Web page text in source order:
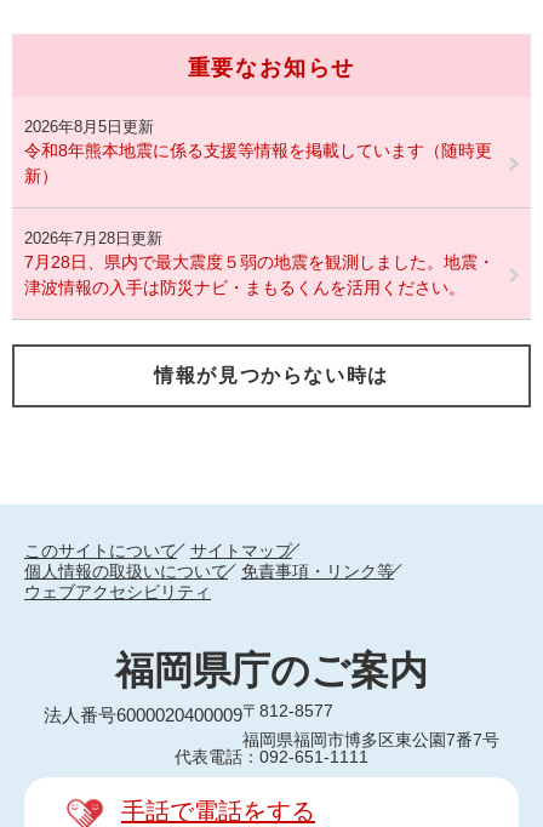
重要なお知らせ
2026年8月5日更新
令和8年熊本地震に係る支援等情報を掲載しています（随時更
新）
2026年7月28日更新
7月28日、県内で最大震度５弱の地震を観測しました。地震・
津波情報の入手は防災ナビ・まもるくんを活用ください。
情報が見つからない時は
このサイトについて
サイトマップ
個人情報の取扱いについて
免責事項・リンク等
ウェブアクセシビリティ
福岡県庁のご案内
法人番号6000020400009〒812-8577
福岡県福岡市博多区東公園7番7号
代表電話：092-651-1111
手話で電話をする